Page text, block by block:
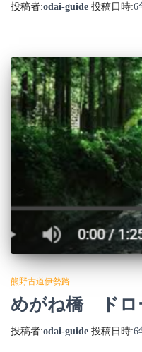
投稿者:odai-guide 投稿日時:6
熊野古道伊勢路
めがね橋 ドロ
投稿者:odai-guide 投稿日時:6